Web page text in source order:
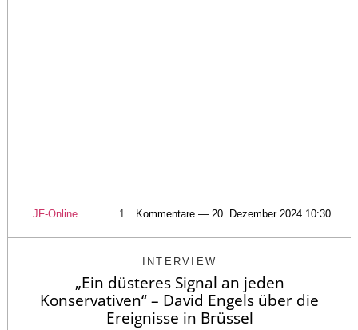
JF-Online 1 Kommentare — 20. Dezember 2024 10:30
INTERVIEW
„Ein düsteres Signal an jeden
Konservativen“ – David Engels über die
Ereignisse in Brüssel